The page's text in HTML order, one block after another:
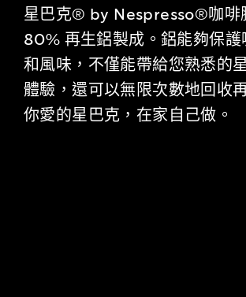
星巴克® by Nespresso®咖啡
80% 再生鋁製成。鋁能夠保護
和風味，不僅能帶給您熟悉的
體驗，還可以無限次數地回收
你愛的星巴克，在家自己做。